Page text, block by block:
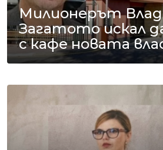
Милионерът
Загатото искал
с кафе новата